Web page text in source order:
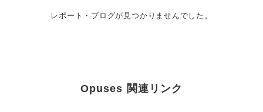
レポート・ブログが見つかりませんでした。
Opuses 関連リンク